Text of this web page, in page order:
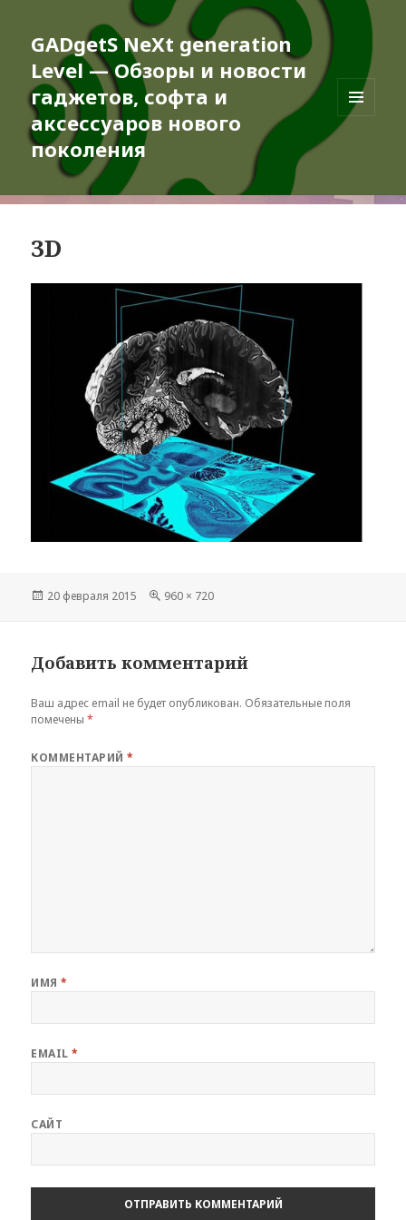
GADgetS NeXt generation
Level — Обзоры и новости
гаджетов, софта и
аксессуаров нового
поколения
МЕНЮ
3D
Опубликовано
20 февраля 2015
Полный
960 × 720
Добавить комментарий
Ваш адрес email не будет опубликован. Обязательные поля
помечены*
КОММЕНТАРИЙ*
ИМЯ*
EMAIL*
САЙТ